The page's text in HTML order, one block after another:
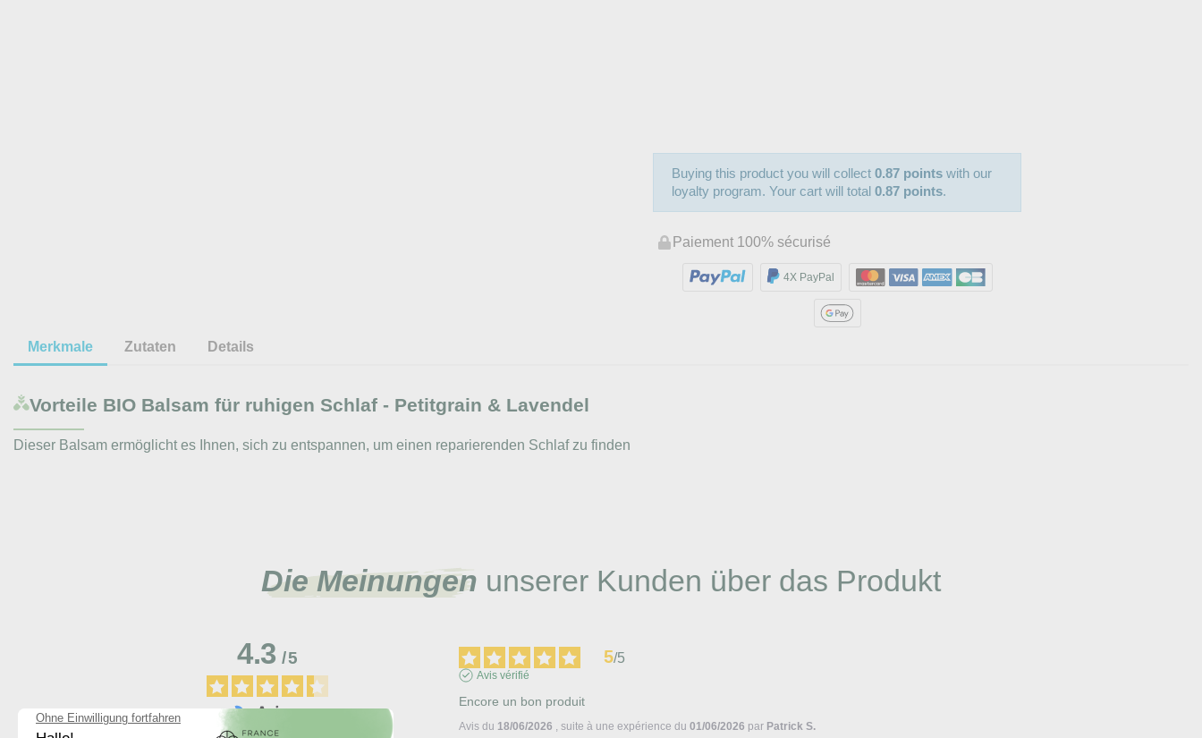
Buying this product you will collect0.87 points with our
loyalty program. Your cart will total0.87 points.
Paiement 100% sécurisé
4X PayPal
Merkmale Zutaten Details
Vorteile BIO Balsam für ruhigen Schlaf - Petitgrain & Lavendel
Dieser Balsam ermöglicht es Ihnen, sich zu entspannen, um einen reparierenden Schlaf zu finden
Die Meinungen unserer Kunden über das Produkt
4.3/5 5/5
Avis vérifié
Encore un bon produit
Avis du 18/06/2026 , suite à une expérience du 01/06/2026 par Patrick S.